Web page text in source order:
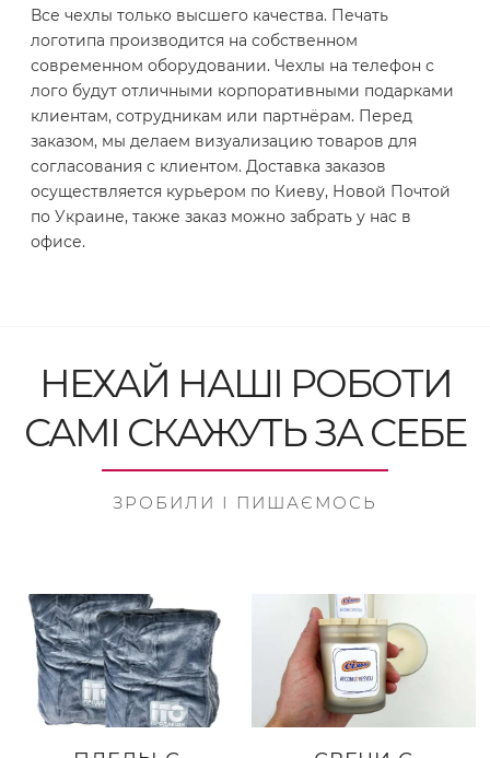
Все чехлы только высшего качества. Печать
логотипа производится на собственном
современном оборудовании. Чехлы на телефон с
лого будут отличными корпоративными подарками
клиентам, сотрудникам или партнёрам. Перед
заказом, мы делаем визуализацию товаров для
согласования с клиентом. Доставка заказов
осуществляется курьером по Киеву, Новой Почтой
по Украине, также заказ можно забрать у нас в
офисе.
НЕХАЙ НАШІ РОБОТИ
САМІ СКАЖУТЬ ЗА СЕБЕ
ЗРОБИЛИ І ПИШАЄМОСЬ